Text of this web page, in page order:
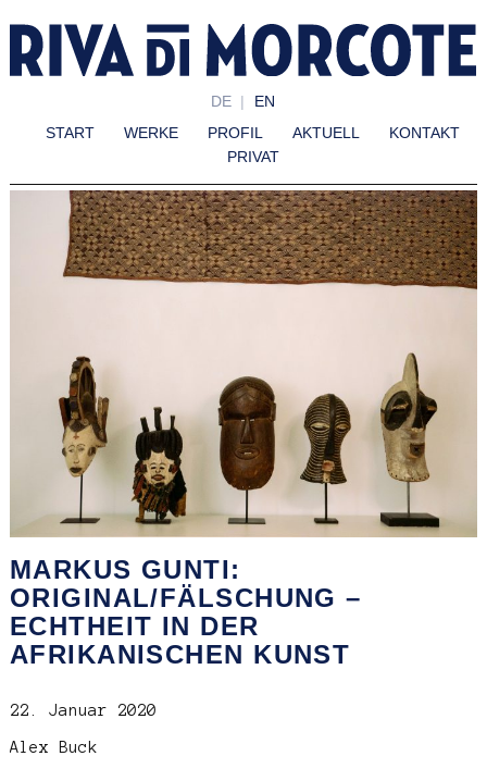
DE
EN
START
WERKE PROFIL AKTUELL
KONTAKT
PRIVAT
MARKUS GUNTI:
ORIGINAL/FÄLSCHUNG –
ECHTHEIT IN DER
AFRIKANISCHEN KUNST
22. Januar 2020
Alex Buck